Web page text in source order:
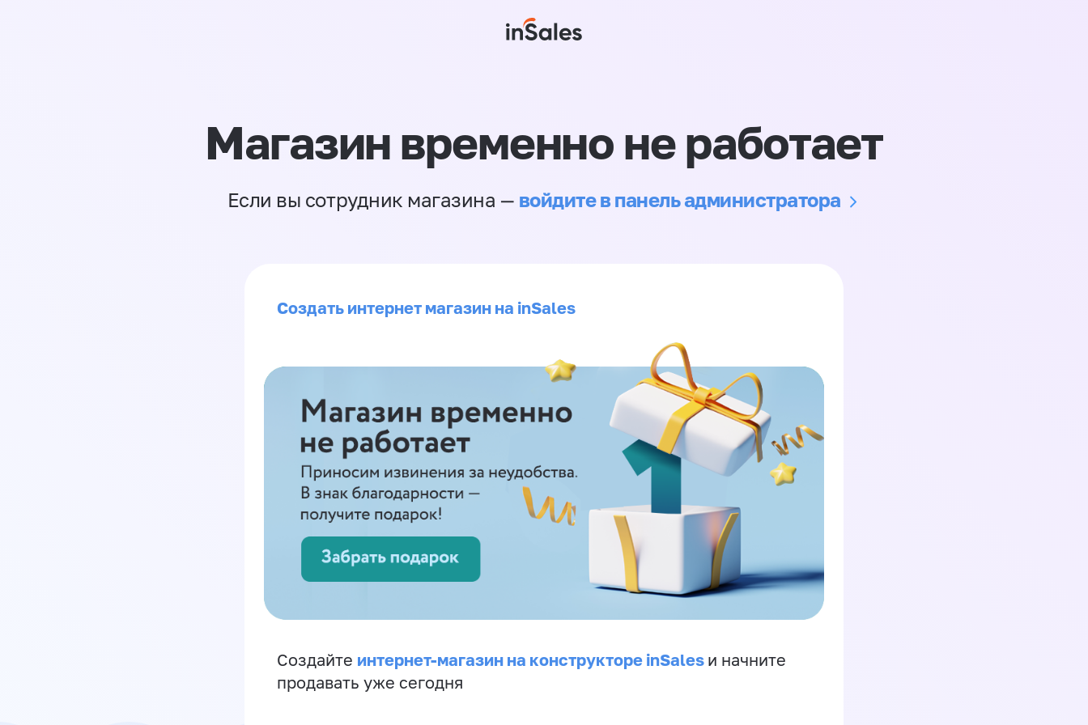
Магазин временно не работает
Если вы сотрудник магазина — войдите в панель администратора
Создать интернет магазин на inSales
Создайте интернет-магазин на конструкторе inSales и начните
продавать уже сегодня